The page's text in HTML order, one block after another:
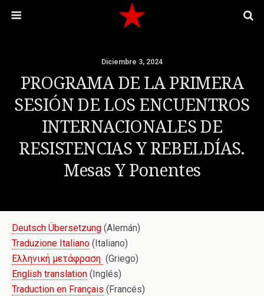
Diciembre 3, 2024
PROGRAMA DE LA PRIMERA
SESIÓN DE LOS ENCUENTROS
INTERNACIONALES DE
RESISTENCIAS Y REBELDÍAS.
Mesas Y Ponentes
Deutsch Übersetzung (Alemán)
Traduzione Italiano (Italiano)
Ελληνική μετάφραση (Griego)
English translation (Inglés)
Traduction en Français (Francés)